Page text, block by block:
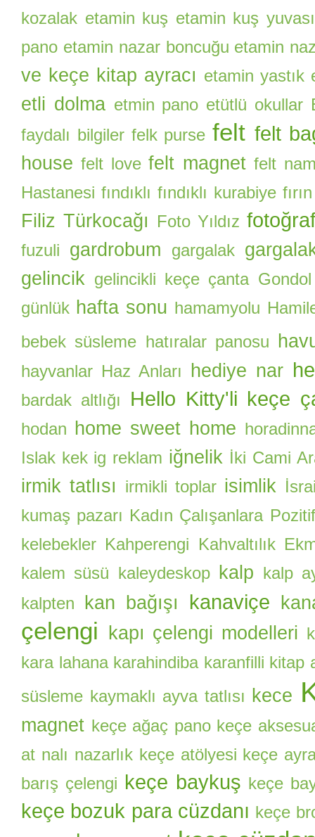
kozalak etamin kuş etamin kuş
pano etamin nazar boncuğu etamin
ve keçe kitap ayracı etamin yastık
etli dolma etmin pano etütlü okullar
faydalı bilgiler felk purse felt felt
house felt love felt magnet felt
Hastanesi fındıklı fındıklı kurabiye
Filiz Türkocağı Foto Yıldız
fuzuli gardrobum gargalak
gelincik gelincikli keçe çanta Gondol
günlük hafta sonu hamamyolu
bebek süsleme hatıralar panosu
hayvanlar Haz Anları hediye nar
bardak altlığı Hello Kitty'li keçe
hodan home sweet home
Islak kek ig reklam iğnelik İki Cami
irmik tatlısı irmikli toplar isimlik
kumaş pazarı Kadın Çalışanlara
kelebekler Kahperengi
Kahvaltılık
kalem süsü kaleydeskop kalp kalp
kalpten
kan bağışı kanaviçe
çelengi kapı çelengi modelleri
kara lahana karahindiba karanfilli kitap
süsleme kaymaklı ayva tatlısı kece
magnet keçe ağaç pano keçe
at nalı nazarlık keçe atölyesi keçe
barış çelengi keçe baykuş keçe
keçe bozuk para cüzdanı keçe